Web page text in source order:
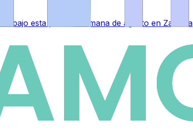
esta primera semana de agosto en Zamora